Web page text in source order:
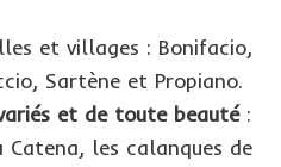
et villages : Bonifacio,
Sartène et Propiano.
et de toute beauté:
Catena, les calanques de